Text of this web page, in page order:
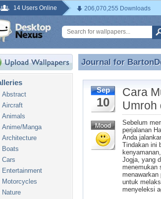
14 Users Online 206,070,255 Downloads
Abstract
Aircraft
Animals
Anime/Manga
Architecture
Boats
Cars
Entertainment
Motorcycles
Nature
Journal for
Journal for
Sep
10
Cara
Umroh
Sebelum
perjalanan
Anda
Tindakan ini
Jogja, yang
menemukan
untuk
menyeleksi